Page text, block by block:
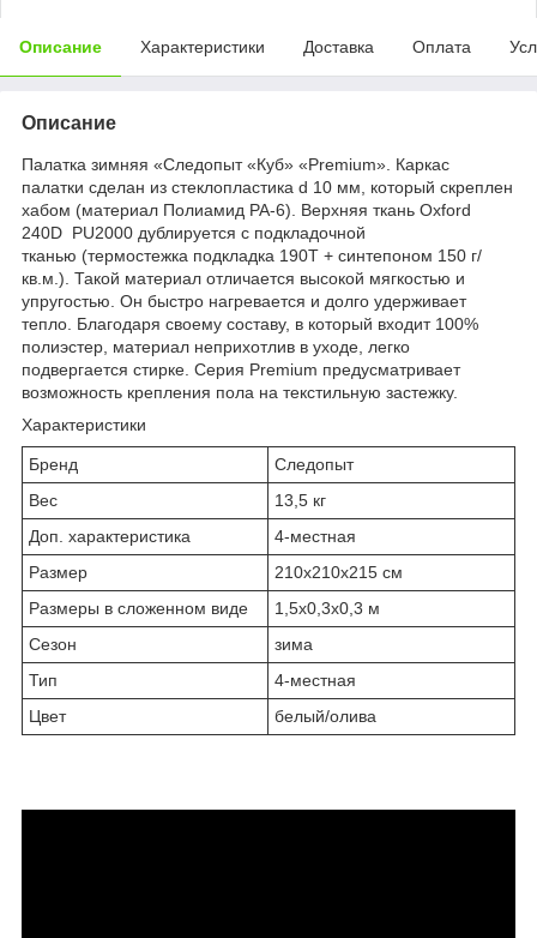
Описание Характеристики Доставка Оплата
Описание
Палатка зимняя «Следопыт «Куб» «Premium». Каркас
палатки сделан из стеклопластика d 10 мм, который скреплен
хабом (материал Полиамид РА-6). Верхняя ткань Oxford
240D PU2000 дублируется с подкладочной
тканью (термостежка подкладка 190Т + синтепоном 150 г/
кв.м.). Такой материал отличается высокой мягкостью и
упругостью. Он быстро нагревается и долго удерживает
тепло. Благодаря своему составу, в который входит 100%
полиэстер, материал неприхотлив в уходе, легко
подвергается стирке. Серия Premium предусматривает
возможность крепления пола на текстильную застежку.
Характеристики
Бренд
Следопыт
Вес
13,5 кг
Доп. характеристика
4-местная
Размер
210х210х215 см
Размеры в сложенном виде
1,5х0,3х0,3 м
Сезон
зима
Тип
4-местная
Цвет
белый/олива